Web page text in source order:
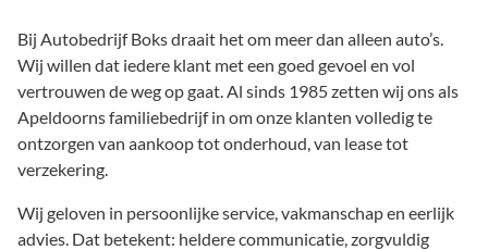
Bij Autobedrijf Boks draait het om meer dan alleen auto’s.
Wij willen dat iedere klant met een goed gevoel en vol
vertrouwen de weg op gaat. Al sinds 1985 zetten wij ons als
Apeldoorns familiebedrijf in om onze klanten volledig te
ontzorgen van aankoop tot onderhoud, van lease tot
verzekering.
Wij geloven in persoonlijke service, vakmanschap en eerlijk
advies. Dat betekent: heldere communicatie, zorgvuldig